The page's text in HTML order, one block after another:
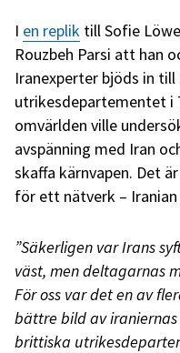
I en replik till Sofie
Rouzbeh Parsi att han
Iranexperter bjöds in
utrikesdepartementet i
omvärlden ville
avspänning med Iran
skaffa kärnvapen. Det
för ett nätverk –
”Säkerligen var Irans
väst, men deltagarnas
För oss var det en av
bättre bild av
brittiska